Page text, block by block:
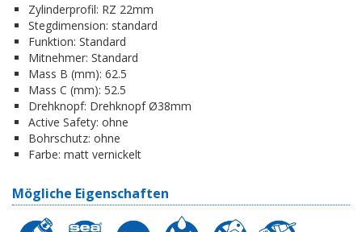
Zylinderprofil: RZ 22mm
Stegdimension: standard
Funktion: Standard
Mitnehmer: Standard
Mass B (mm): 62.5
Mass C (mm): 52.5
Drehknopf: Drehknopf Ø38mm
Active Safety: ohne
Bohrschutz: ohne
Farbe: matt vernickelt
Mögliche Eigenschaften